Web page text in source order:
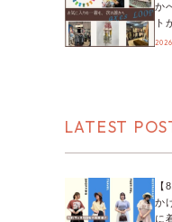
ト
か
ト
デ
LATEST
か
に